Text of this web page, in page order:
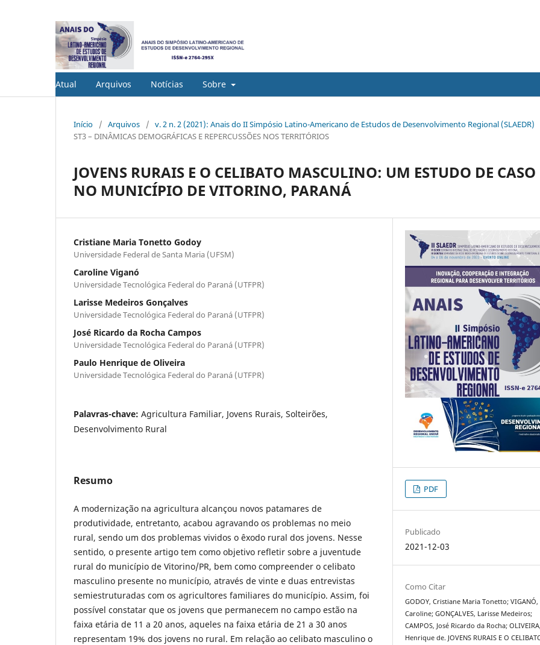
Atual Arquivos Notícias Sobre
Início / Arquivos / v. 2 n. 2 (2021): Anais do II Simpósio Latino-Americano de Estudos de Desenvolvimento Regional (SLAEDR)
ST3 – DINÂMICAS DEMOGRÁFICAS E REPERCUSSÕES NOS TERRITÓRIOS
JOVENS RURAIS E O CELIBATO MASCULINO: UM ESTUDO DE CASO
NO MUNICÍPIO DE VITORINO, PARANÁ
Cristiane Maria Tonetto Godoy
Universidade Federal de Santa Maria (UFSM)
Caroline Viganó
Universidade Tecnológica Federal do Paraná (UTFPR)
Larisse Medeiros Gonçalves
Universidade Tecnológica Federal do Paraná (UTFPR)
José Ricardo da Rocha Campos
Universidade Tecnológica Federal do Paraná (UTFPR)
Paulo Henrique de Oliveira
Universidade Tecnológica Federal do Paraná (UTFPR)
Palavras-chave: Agricultura Familiar, Jovens Rurais, Solteirões,
Desenvolvimento Rural
Resumo
A modernização na agricultura alcançou novos patamares de
produtividade, entretanto, acabou agravando os problemas no meio
rural, sendo um dos problemas vividos o êxodo rural dos jovens. Nesse
sentido, o presente artigo tem como objetivo refletir sobre a juventude
rural do município de Vitorino/PR, bem como compreender o celibato
masculino presente no município, através de vinte e duas entrevistas
semiestruturadas com os agricultores familiares do município. Assim, foi
possível constatar que os jovens que permanecem no campo estão na
faixa etária de 11 a 20 anos, aqueles na faixa etária de 21 a 30 anos
representam 19% dos jovens no rural. Em relação ao celibato masculino o
PDF
Publicado
2021-12-03
Como Citar
GODOY, Cristiane Maria Tonetto; VIGANÓ,
Caroline; GONÇALVES, Larisse Medeiros;
CAMPOS, José Ricardo da Rocha;
Henrique de. JOVENS RURAIS E O